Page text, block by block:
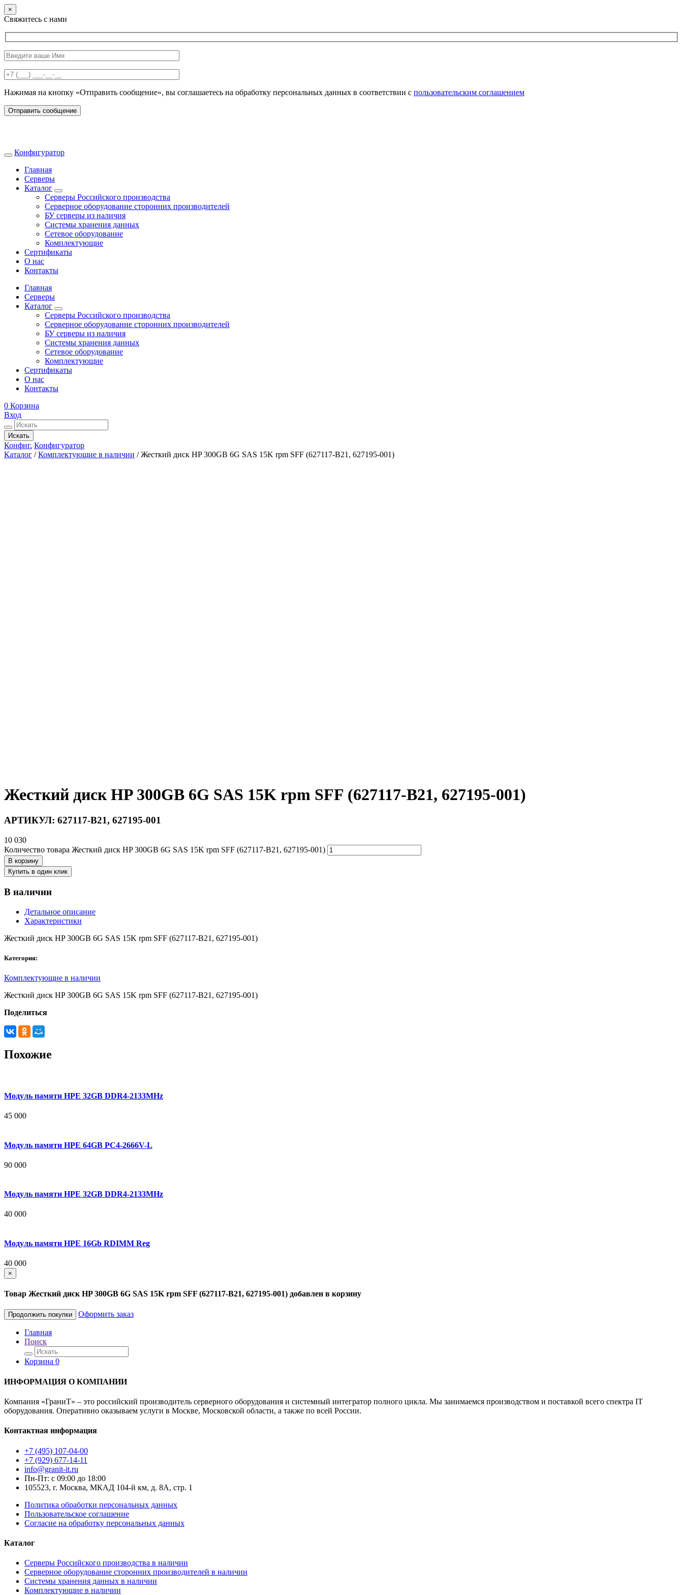
×
Свяжитесь с нами
Нажимая на кнопку «Отправить сообщение», вы соглашаетесь на обработку персональных данных в соответствии с пользовательским соглашением
Отправить сообщение
Конфигуратор
Главная
Серверы
Каталог
Серверы Российского производства
Серверное оборудование сторонних производителей
БУ серверы из наличия
Системы хранения данных
Сетевое оборудование
Комплектующие
Сертификаты
О нас
Контакты
Главная
Серверы
Каталог
Серверы Российского производства
Серверное оборудование сторонних производителей
БУ серверы из наличия
Системы хранения данных
Сетевое оборудование
Комплектующие
Сертификаты
О нас
Контакты
0 Корзина
Вход
Искать
Конфиг. Конфигуратор
Каталог /Комплектующие в наличии /Жесткий диск HP 300GB 6G SAS 15K rpm SFF (627117-B21, 627195-001)
Жесткий диск HP 300GB 6G SAS 15K rpm SFF (627117-B21, 627195-001)
АРТИКУЛ: 627117-B21, 627195-001
10 030
Количество товара Жесткий диск HP 300GB 6G SAS 15K rpm SFF (627117-B21, 627195-001)
В корзину
Купить в один клик
В наличии
Детальное описание
Характеристики
Жесткий диск HP 300GB 6G SAS 15K rpm SFF (627117-B21, 627195-001)
Категория:
Комплектующие в наличии
Жесткий диск HP 300GB 6G SAS 15K rpm SFF (627117-B21, 627195-001)
Поделиться
Похожие
Модуль памяти HPE 32GB DDR4-2133MHz
45 000
Модуль памяти HPE 64GB PC4-2666V-L
90 000
Модуль памяти HPE 32GB DDR4-2133MHz
40 000
Модуль памяти HPE 16Gb RDIMM Reg
40 000
×
Товар Жесткий диск HP 300GB 6G SAS 15K rpm SFF (627117-B21, 627195-001) добавлен в корзину
Продолжить покупки Оформить заказ
Главная
Поиск
Корзина 0
ИНФОРМАЦИЯ О КОМПАНИИ
Компания «ГраниТ» – это российский производитель серверного оборудования и системный интегратор полного цикла. Мы занимаемся производством и поставкой всего спектра IT
оборудования. Оперативно оказываем услуги в Москве, Московской области, а также по всей России.
Контактная информация
+7 (495) 107-04-00
+7 (929) 677-14-11
info@granit-it.ru
Пн-Пт: с 09:00 до 18:00
105523, г. Москва, МКАД 104-й км, д. 8А, стр. 1
Политика обработки персональных данных
Пользовательское соглашение
Согласие на обработку персональных данных
Каталог
Серверы Российского производства в наличии
Серверное оборудование сторонних производителей в наличии
Системы хранения данных в наличии
Комплектующие в наличии